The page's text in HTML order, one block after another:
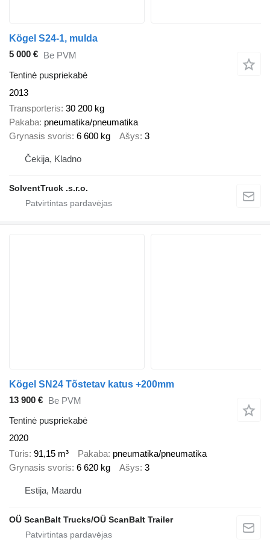
Kögel S24-1, mulda
5 000 € Be PVM
Tentinė puspriekabė
2013
Transporteris 30 200 kg
Pakaba pneumatika/pneumatika
Grynasis svoris 6 600 kg Ašys 3
Čekija, Kladno
SolventTruck .s.r.o.
Kögel SN24 Tõstetav katus +200mm
13 900 € Be PVM
Tentinė puspriekabė
2020
Tūris 91,15 m³ Pakaba pneumatika/pneumatika
Grynasis svoris 6 620 kg Ašys 3
Estija, Maardu
OÜ ScanBalt Trucks/OÜ ScanBalt Trailer